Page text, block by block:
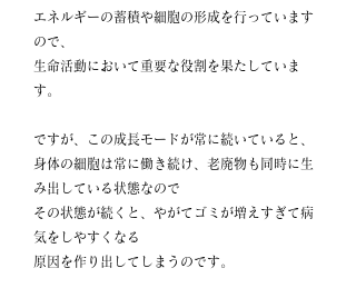
エネルギーの蓄積や細胞の形成を行っています
ので、
生命活動において重要な役割を果たしていま
す。
ですが、この成長モードが常に続いていると、
身体の細胞は常に働き続け、老廃物も同時に生
み出している状態なので
その状態が続くと、やがてゴミが増えすぎて病
気をしやすくなる
原因を作り出してしまうのです。